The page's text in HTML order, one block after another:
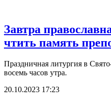
Завтра
чтить память
Праздничная литургия в
восемь часов утра.
20.10.2023 17:23